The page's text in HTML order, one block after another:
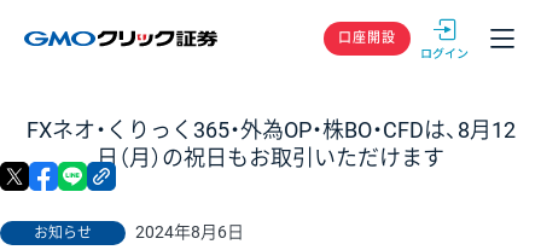
GMOクリック
口座開設
FXネオ・くりっく365・外為OP・株BO・CFDは、8月12
日（月）の祝日もお取引いただけます
お知らせ 2024年8月6日
X facebook